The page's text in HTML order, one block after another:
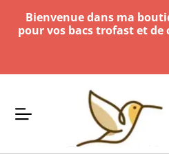
Bienvenue dans ma
pour vos bacs trofast et de